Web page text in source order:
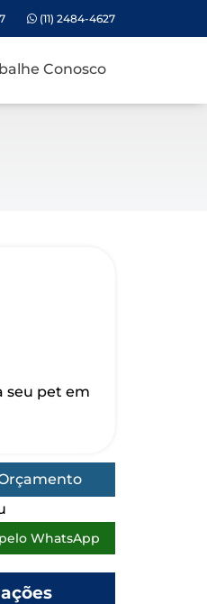
(11) 2484-4627
Conosco
seu pet em
WhatsApp